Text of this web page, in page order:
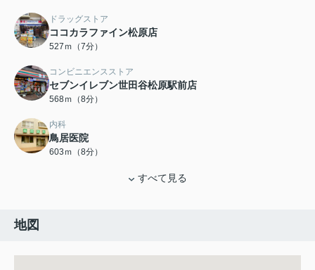
ドラッグストア
ココカラファイン松原店
527ｍ（7分）
コンビニエンスストア
セブンイレブン世田谷松原駅前店
568ｍ（8分）
内科
鳥居医院
603ｍ（8分）
すべて見る
地図